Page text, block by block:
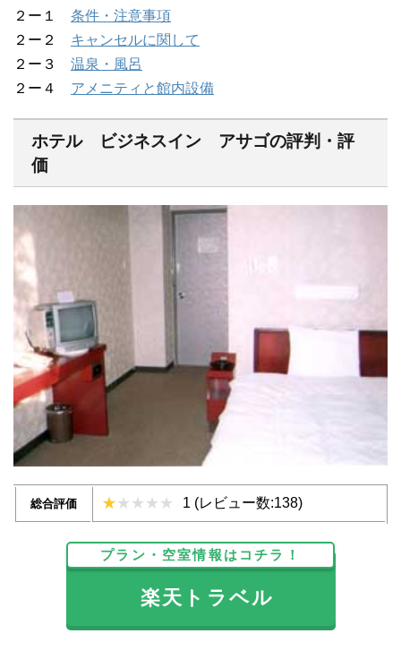
２ー１ 条件・注意事項
２ー２ キャンセルに関して
２ー３ 温泉・風呂
２ー４ アメニティと館内設備
ホテル ビジネスイン アサゴの評判・評
価
総合評価 1 (レビュー数:138)
プラン・空室情報はコチラ！
楽天トラベル